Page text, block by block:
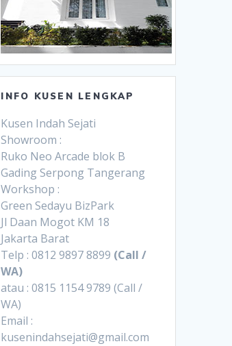
INFO KUSEN LENGKAP
Kusen Indah Sejati
Showroom :
Ruko Neo Arcade blok B
Gading Serpong Tangerang
Workshop :
Green Sedayu BizPark
Jl Daan Mogot KM 18
Jakarta Barat
Telp : 0812 9897 8899 (Call /
WA)
atau : 0815 1154 9789 (Call /
WA)
Email :
kusenindahsejati@gmail.com